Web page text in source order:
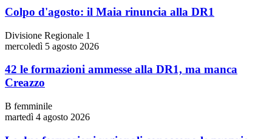
Colpo d'agosto: il Maia rinuncia alla DR1
Divisione Regionale 1
mercoledì 5 agosto 2026
42 le formazioni ammesse alla DR1, ma manca
Creazzo
B femminile
martedì 4 agosto 2026